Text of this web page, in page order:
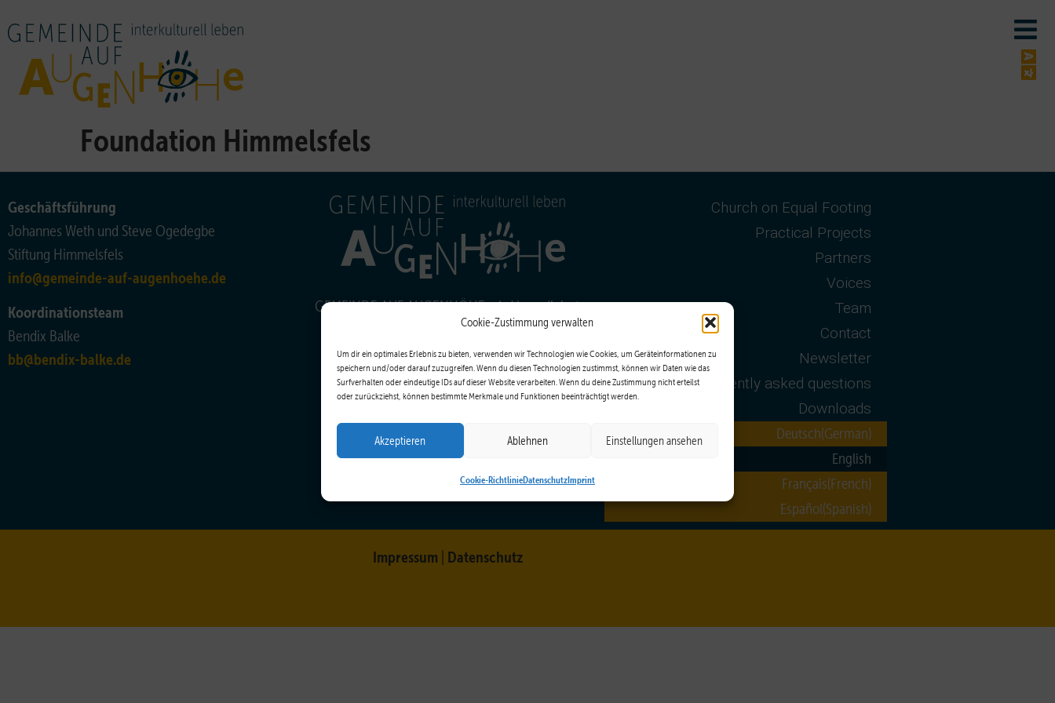
Cookie-Zustimmung verwalten
Um dir ein optimales Erlebnis zu bieten, verwenden wir Technologien wie Cookies, um Geräteinformationen zu
speichern und/oder darauf zuzugreifen. Wenn du diesen Technologien zustimmst, können wir Daten wie das
Surfverhalten oder eindeutige IDs auf dieser Website verarbeiten. Wenn du deine Zustimmung nicht erteilst
oder zurückziehst, können bestimmte Merkmale und Funktionen beeinträchtigt werden.
Akzeptieren Ablehnen Einstellungen ansehen
Cookie-RichtlinieDatenschutzImprint
Foundation Himmelsfels
Geschäftsführung
Johannes Weth und Steve Ogedegbe
Stiftung Himmelsfels
info@gemeinde-auf-augenhoehe.de
Koordinationsteam
Bendix Balke
bb@bendix-balke.de
GEMEINDE AUF AUGENHÖHE wird koordiniert
EJW.
Church on Equal Footing
Practical Projects
Partners
Voices
Team
Contact
Newsletter
Frequently asked questions
Downloads
Deutsch(German)
English
Français(French)
Español(Spanish)
Impressum Datenschutz